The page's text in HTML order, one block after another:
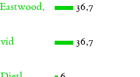
36,7
36,7